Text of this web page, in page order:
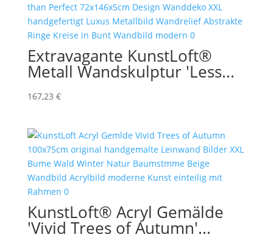
Extravagante KunstLoft®
Metall Wandskulptur 'Less...
167,23 €
KunstLoft® Acryl Gemälde
'Vivid Trees of Autumn'...